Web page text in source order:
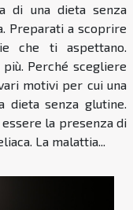
di una dieta senza
Preparati a scoprire
che ti aspettano.
Perché scegliere
motivi per cui una
senza glutine.
la presenza di
La malattia...